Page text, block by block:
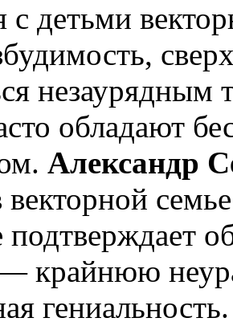
с детьми
незаурядным
обладают
Александр
подтверждает
крайнюю
гениальность.